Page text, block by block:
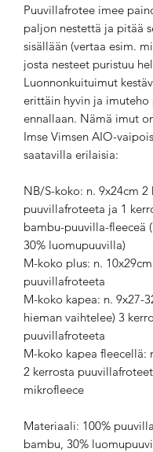
Puuvillafrotee imee
paljon nestettä ja pitää
sisällään (vertaa esim.
josta nesteet puristuu
Luonnonkuituimut
erittäin hyvin ja imuteho
ennallaan. Nämä imut
Imse Vimsen AIO-
saatavilla erilaisia:
NB/S-koko: n. 9x24cm 2
puuvillafroteeta ja 1
bambu-puuvilla-fleeceä
30% luomupuuvilla)
M-koko plus: n.
puuvillafroteeta
M-koko kapea: n. 9x27-
hieman vaihtelee) 3
puuvillafroteeta
M-koko kapea fleecellä:
2 kerrosta
mikrofleece
Materiaali: 100%
bambu, 30%